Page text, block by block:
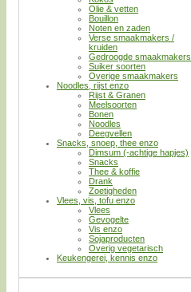
Olie & vetten
Bouillon
Noten en zaden
Verse smaakmakers /
kruiden
Gedroogde smaakmakers
Suiker soorten
Overige smaakmakers
Noodles, rijst enzo
Rijst & Granen
Meelsoorten
Bonen
Noodles
Deegvellen
Snacks, snoep, thee enzo
Dimsum (-achtige hapjes)
Snacks
Thee & koffie
Drank
Zoetigheden
Vlees, vis, tofu enzo
Vlees
Gevogelte
Vis enzo
Sojaproducten
Overig vegetarisch
Keukengerei, kennis enzo